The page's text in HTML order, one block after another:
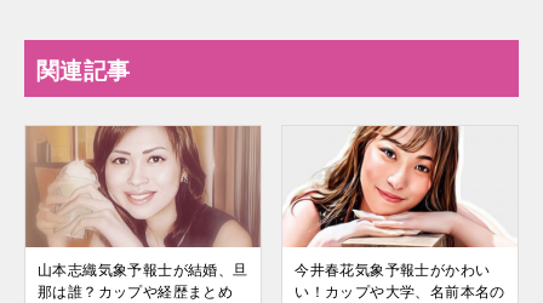
関連記事
山本志織気象予報士が結婚、旦
那は誰？カップや経歴まとめ
今井春花気象予報士がかわい
い！カップや大学、名前本名の